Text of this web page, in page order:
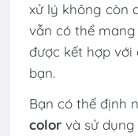
xử lý không còn
vẫn có thể
được kết hợp với
bạn.
Bạn có thể định
colorvà sử dụng